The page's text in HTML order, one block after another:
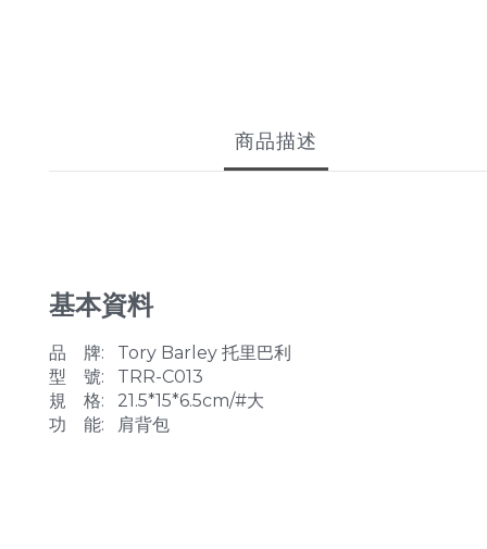
商品描述
基本資料
品 牌: Tory Barley 托里巴利
型 號: TRR-C013
規 格: 21.5*15*6.5cm/#大
功 能: 肩背包